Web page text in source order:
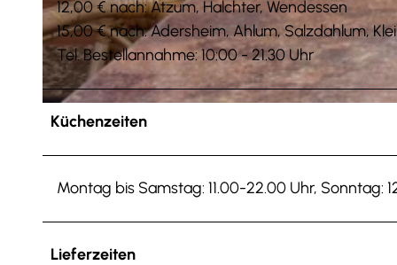
12,00 € nach: Atzum, Halchter, Wendessen
15,00 € nach: Adersheim, Ahlum, Salzdahlum,
Tel. Bestellannahme: 10:00 - 21.30 Uhr
Küchenzeiten
Montag bis Samstag: 11.00-22.00 Uhr, Sonntag:
Lieferzeiten